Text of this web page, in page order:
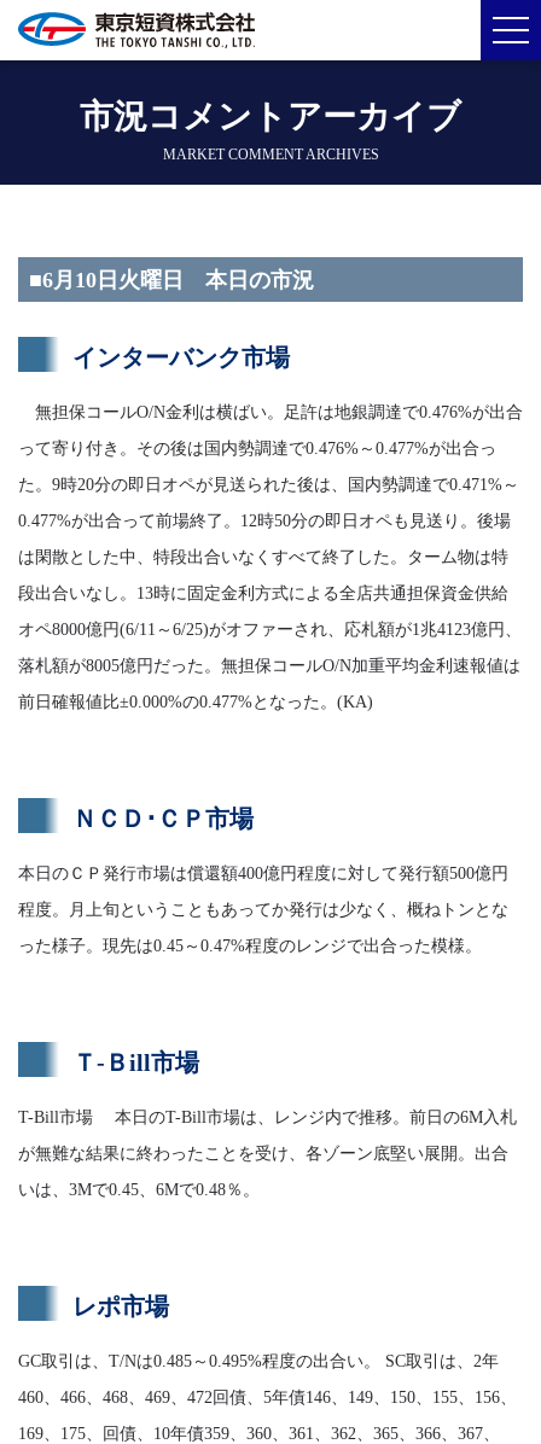
市況コメントアーカイブ
MARKET COMMENT ARCHIVES
■6月10日火曜日 本日の市況
インターバンク市場
無担保コールO/N金利は横ばい。足許は地銀調達で0.476%が出合
って寄り付き。その後は国内勢調達で0.476%～0.477%が出合っ
た。9時20分の即日オペが見送られた後は、国内勢調達で0.471%～
0.477%が出合って前場終了。12時50分の即日オペも見送り。後場
は閑散とした中、特段出合いなくすべて終了した。ターム物は特
段出合いなし。13時に固定金利方式による全店共通担保資金供給
オペ8000億円(6/11～6/25)がオファーされ、応札額が1兆4123億円、
落札額が8005億円だった。無担保コールO/N加重平均金利速報値は
前日確報値比±0.000%の0.477%となった。(KA)
ＮＣＤ･ＣＰ市場
本日のＣＰ発行市場は償還額400億円程度に対して発行額500億円
程度。月上旬ということもあってか発行は少なく、概ねトンとな
った様子。現先は0.45～0.47%程度のレンジで出合った模様。
Ｔ-Ｂill市場
T-Bill市場 本日のT-Bill市場は、レンジ内で推移。前日の6M入札
が無難な結果に終わったことを受け、各ゾーン底堅い展開。出合
いは、3Mで0.45、6Mで0.48％。
レポ市場
GC取引は、T/Nは0.485～0.495%程度の出合い。 SC取引は、2年
460、466、468、469、472回債、5年債146、149、150、155、156、
169、175、回債、10年債359、360、361、362、365、366、367、